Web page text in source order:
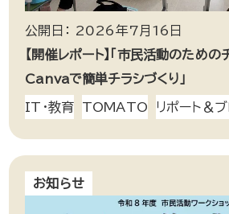
公開日： 2026年7月16日
【開催レポート】「市民活動のため
Canvaで簡単チラシづくり」
IT・教育 TOMATO リポート＆
お知らせ